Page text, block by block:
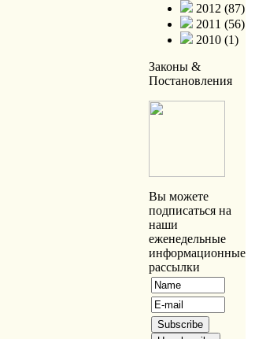
2012 (87)
2011 (56)
2010 (1)
Законы &
Постановления
Вы можете
подписаться на
наши
еженедельные
информационные
рассылки